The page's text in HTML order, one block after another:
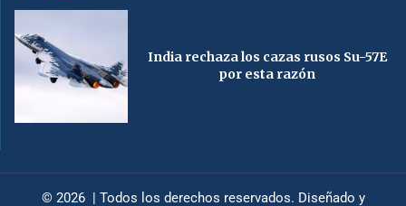
India rechaza los cazas rusos Su-57E
por esta razón
© 2026 | Todos los derechos reservados. Diseñado y